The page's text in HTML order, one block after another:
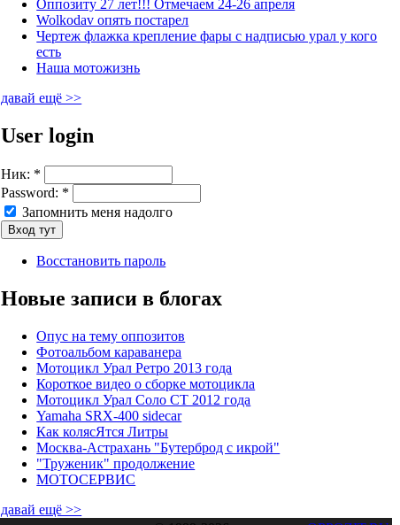
Оппозиту 27 лет!!! Отмечаем 24-26 апреля
Wolkodav опять постарел
Чертеж флажка крепление фары с надписью урал у кого
есть
Наша мотожизнь
давай ещё >>
User login
Ник: *
Password: *
Запомнить меня надолго
Восстановить пароль
Новые записи в блогах
Опус на тему оппозитов
Фотоальбом караванера
Мотоцикл Урал Ретро 2013 года
Короткое видео о сборке мотоцикла
Мотоцикл Урал Соло СТ 2012 года
Yamaha SRX-400 sidecar
Как колясЯтся Литры
Москва-Астрахань "Бутерброд с икрой"
"Труженик" продолжение
МОТОСЕРВИС
давай ещё >>